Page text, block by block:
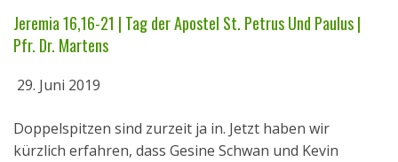
Über uns
Geistliches Wort
Termine
Jeremia 16,16-21 | Tag der Apostel St. Petrus Und Paulus |
Pfr. Dr. Martens
29. Juni 2019
Doppelspitzen sind zurzeit ja in. Jetzt haben wir
kürzlich erfahren, dass Gesine Schwan und Kevin